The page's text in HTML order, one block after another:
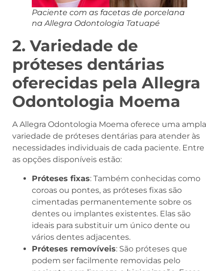
Paciente com as facetas de porcelana
na Allegra Odontologia Tatuapé
2. Variedade de
próteses dentárias
oferecidas pela Allegra
Odontologia Moema
A Allegra Odontologia Moema oferece uma ampla
variedade de próteses dentárias para atender às
necessidades individuais de cada paciente. Entre
as opções disponíveis estão:
Próteses fixas: Também conhecidas como
coroas ou pontes, as próteses fixas são
cimentadas permanentemente sobre os
dentes ou implantes existentes. Elas são
ideais para substituir um único dente ou
vários dentes adjacentes.
Próteses removíveis: São próteses que
podem ser facilmente removidas pelo